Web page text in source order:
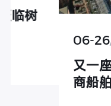
/2026
又一座“灯
商船舶，铸